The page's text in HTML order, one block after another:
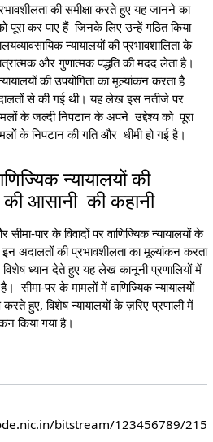
की समीक्षा करते हुए यह जानने का
पूरा कर पाए हैं जिनके लिए उन्हें गठित किया
न्यायालयों की प्रभावशालिता के
और गुणात्मक पद्धति की मदद लेता है।
की उपयोगिता का मूल्यांकन करता है
से की गई थी। यह लेख इस नतीजे पर
के जल्दी निपटान के अपने उद्देश्य को पूरा
के निपटान की गति और धीमी हो गई है।
न्यायालयों की
आसानी की कहानी
पार के विवादों पर वाणिज्यिक न्यायालयों के
अदालतों की प्रभावशीलता का मूल्यांकन करता
विशेष ध्यान देते हुए यह लेख कानूनी प्रणालियों में
सीमा-पर के मामलों में वाणिज्यिक न्यायालयों
हुए, विशेष न्यायालयों के ज़रिए प्रणाली में
किया गया है।
bitstream/123456789/215